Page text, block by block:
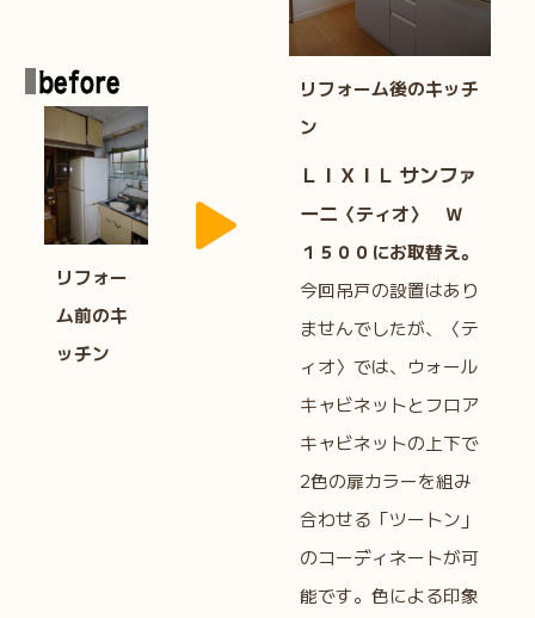
リフォー
ム前のキ
ッチン
リフォーム後のキッチ
ン
ＬＩＸＩＬ サンファ
ーニ 〈ティオ〉 Ｗ
１５００にお取替え。
今回吊戸の設置はあり
ませんでしたが、〈テ
ィオ〉では、ウォール
キャビネットとフロア
キャビネットの上下で
2色の扉カラーを組み
合わせる「ツートン」
のコーディネートが可
能です。色による印象